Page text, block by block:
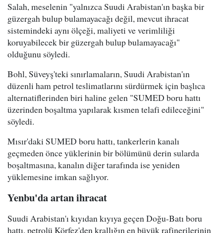
Salah, meselenin "yalnızca Suudi Arabistan'ın başka bir
güzergah bulup bulamayacağı değil, mevcut ihracat
sistemindeki aynı ölçeği, maliyeti ve verimliliği
koruyabilecek bir güzergah bulup bulamayacağı"
olduğunu söyledi.
Bohl, Süveyş'teki sınırlamaların, Suudi Arabistan'ın
düzenli ham petrol teslimatlarını sürdürmek için başlıca
alternatiflerinden biri haline gelen "SUMED boru hattı
üzerinden boşaltma yapılarak kısmen telafi edileceğini"
söyledi.
Mısır'daki SUMED boru hattı, tankerlerin kanalı
geçmeden önce yüklerinin bir bölümünü derin sularda
boşaltmasına, kanalın diğer tarafında ise yeniden
yüklemesine imkan sağlıyor.
Yenbu'da artan ihracat
Suudi Arabistan'ı kıyıdan kıyıya geçen Doğu-Batı boru
hattı, petrolü Körfez'den krallığın en büyük rafinerilerinin